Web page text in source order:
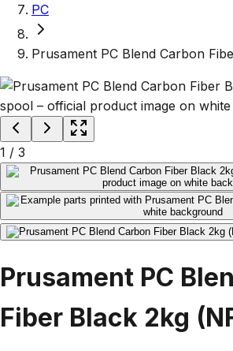
PC
Prusament PC Blend Carbon
1 / 3
Prusament PC
Fiber Black 2kg